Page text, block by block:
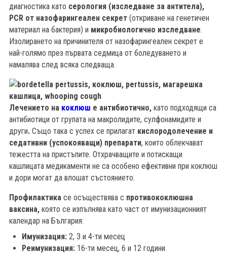
диагностика като серология (изследване за антитела),
PCRот назофарингеален секрет(откриване на генетичен
материал на бактерия) и микробиологично изследване.
Изолирането на причинителя от назофарингеален секрет е
най-голямо през първата седмица от боледуването и
намалява след всяка следваща.
Лечението на коклюш е антибиотично, като подходящи са
антибиотици от групата на макролидите, сулфонамидите и
други. Също така с успех се прилагат кислородолечение и
седативни (успокояващи) препарати, които облекчават
тежестта на пристъпите. Отхрачващите и потискащи
кашлицата медикаменти не са особено ефективни при коклюш
и дори могат да влошат състоянието.
Профилактика се осъществява с противококлюшна
ваксина, която се изпълнява като част от имунизационният
календар на България:
Имунизация:2, 3 и 4-ти месец
Реимунизация:16-ти месец, 6 и 12 години